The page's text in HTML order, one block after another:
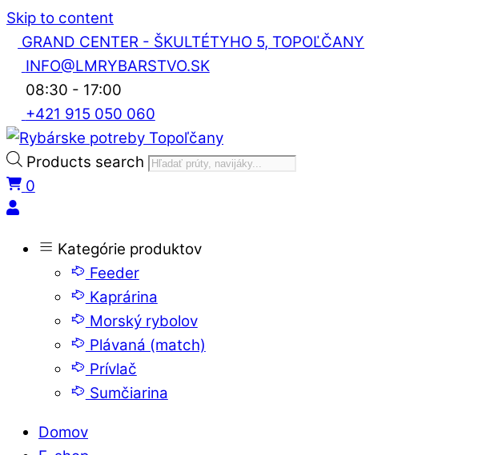
Skip to content
GRAND CENTER - ŠKULTÉTYHO 5, TOPOĽČANY
INFO@LMRYBARSTVO.SK
08:30 - 17:00
+421 915 050 060
Products search
0
Kategórie produktov
Feeder
Kaprárina
Morský rybolov
Plávaná (match)
Prívlač
Sumčiarina
Domov